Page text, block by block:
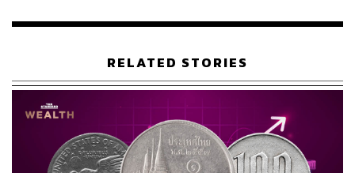
RELATED STORIES